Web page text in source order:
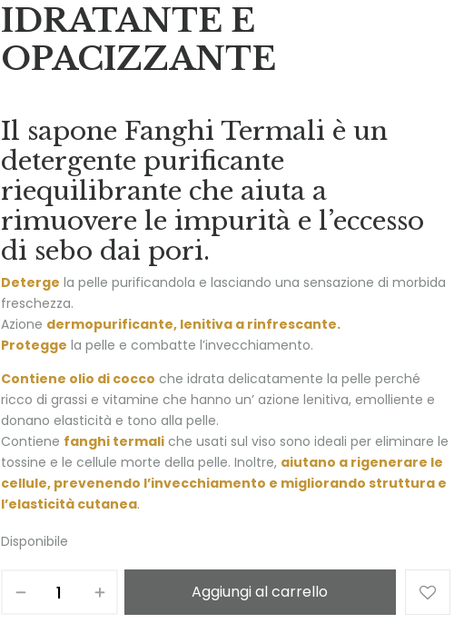
IDRATANTE E
OPACIZZANTE
Il sapone Fanghi Termali è un
detergente purificante
riequilibrante che aiuta a
rimuovere le impurità e l’eccesso
di sebo dai pori.
Deterge la pelle purificandola e lasciando una sensazione di morbida
freschezza.
Azione dermopurificante, lenitiva a rinfrescante.
Protegge la pelle e combatte l’invecchiamento.
Contiene olio di cocco che idrata delicatamente la pelle perché
ricco di grassi e vitamine che hanno un’ azione lenitiva, emolliente e
donano elasticità e tono alla pelle.
Contiene fanghi termaliche usati sul viso sono ideali per eliminare le
tossine e le cellule morte della pelle. Inoltre, aiutano a rigenerare le
cellule, prevenendo l’invecchiamento e migliorando struttura e
l’elasticità cutanea.
Disponibile
Aggiungi al carrello